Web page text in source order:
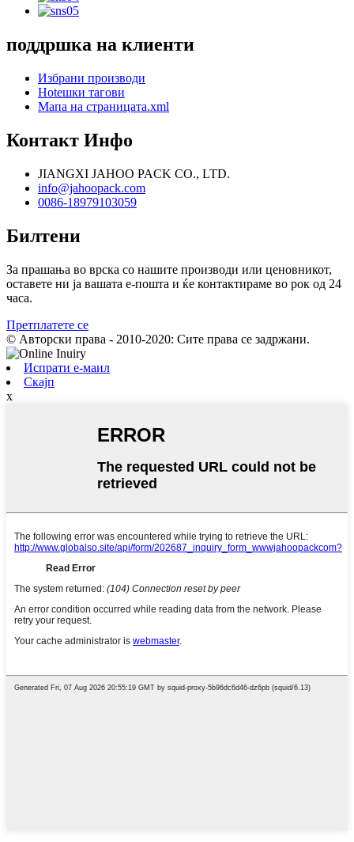
поддршка на клиенти
Избрани производи
Hotешки тагови
Мапа на страницата.xml
Контакт Инфо
JIANGXI JAHOO PACK CO., LTD.
info@jahoopack.com
0086-18979103059
Билтени
За прашања во врска со нашите производи или ценовникот,
оставете ни ја вашата е-пошта и ќе контактираме во рок од 24
часа.
Претплатете се
© Авторски права - 2010-2020: Сите права се задржани.
Испрати е-маил
Скајп
x